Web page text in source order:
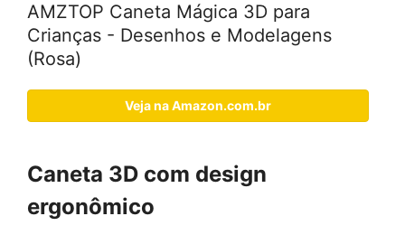
AMZTOP Caneta Mágica 3D para
Crianças - Desenhos e Modelagens
(Rosa)
Veja na Amazon.com.br
Caneta 3D com design
ergonômico